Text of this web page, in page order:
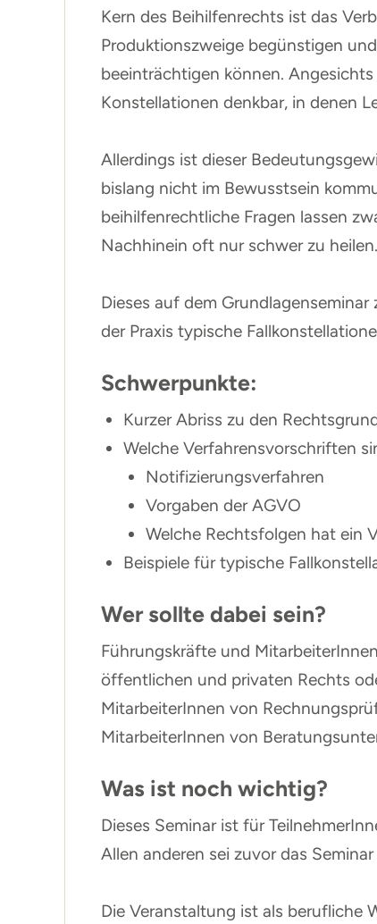
Kern des Beihilfenrechts ist das
Produktionszweige begünstigen
beeinträchtigen können.
Konstellationen denkbar, in denen
Allerdings ist dieser
bislang nicht im Bewusstsein
beihilfenrechtliche Fragen lassen
Nachhinein oft nur schwer zu heilen.
Dieses auf dem
der Praxis typische
Schwerpunkte:
Kurzer Abriss zu den
Welche Verfahrensvorschriften
Notifizierungsverfahren
Vorgaben der AGVO
Welche Rechtsfolgen hat ein
Beispiele für typische
Wer sollte dabei sein?
Führungskräfte und
öffentlichen und privaten Rechts
MitarbeiterInnen von
MitarbeiterInnen von
Was ist noch wichtig?
Dieses Seminar ist für
Allen anderen sei zuvor das Seminar
Die Veranstaltung ist als berufliche